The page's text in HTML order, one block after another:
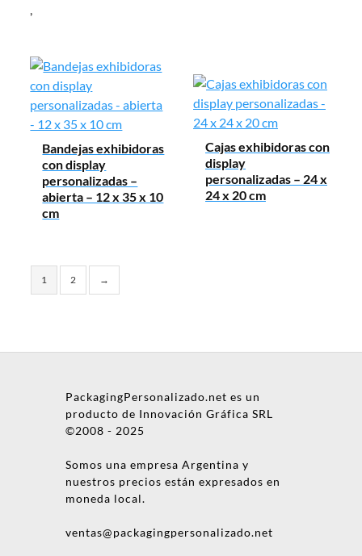
,
Bandejas exhibidoras
con display
personalizadas –
abierta – 12 x 35 x 10
cm
Cajas exhibidoras con
display
personalizadas – 24 x
24 x 20 cm
1 2 →
PackagingPersonalizado.net es un
producto de Innovación Gráfica SRL
©2008 - 2025
Somos una empresa Argentina y
nuestros precios están expresados en
moneda local.
ventas@packagingpersonalizado.net